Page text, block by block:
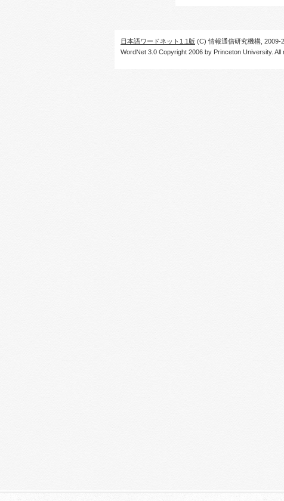
日本語ワードネット1.1版 (C) 情報通信研究機構, 2009-
WordNet 3.0 Copyright 2006 by Princeton University. All